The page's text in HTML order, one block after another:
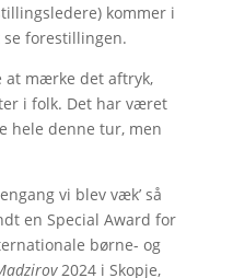
kommer i
forestillingen.
mærke det aftryk,
i folk. Det har været
hele denne tur, men
vi blev væk’ så
en Special Award for
børne- og
2024 i Skopje,